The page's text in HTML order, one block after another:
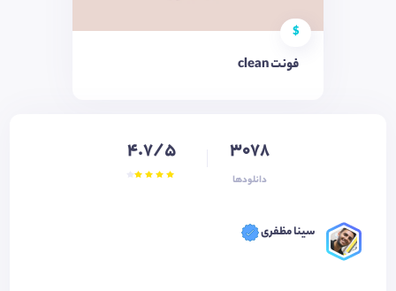
$
فونت clean
3078
دانلودها
4.7/5
سینا مظفری